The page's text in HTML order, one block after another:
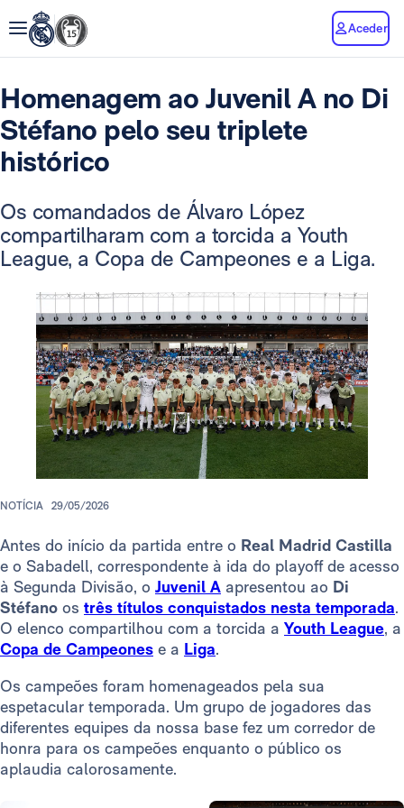
Aceder
Homenagem ao Juvenil A no Di
Stéfano pelo seu triplete
histórico
Os comandados de Álvaro López
compartilharam com a torcida a Youth
League, a Copa de Campeones e a Liga.
NOTÍCIA 29/05/2026
Antes do início da partida entre o Real Madrid Castilla
e o Sabadell, correspondente à ida do playoff de acesso
à Segunda Divisão, o Juvenil A apresentou ao Di
Stéfano os três títulos conquistados nesta temporada.
O elenco compartilhou com a torcida a Youth League, a
Copa de Campeones e a Liga.
Os campeões foram homenageados pela sua
espetacular temporada. Um grupo de jogadores das
diferentes equipes da nossa base fez um corredor de
honra para os campeões enquanto o público os
aplaudia calorosamente.